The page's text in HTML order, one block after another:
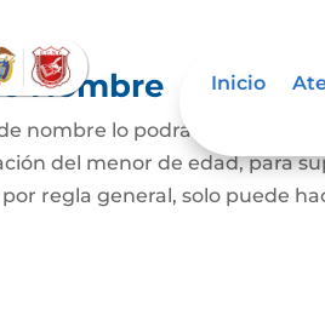
Inicio
Nombre
nombre lo podrá hacer la
del menor de edad, para
regla general, solo puede